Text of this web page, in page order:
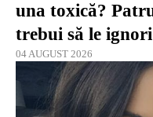
una toxică?
trebui să le ignori
04 AUGUST 2026